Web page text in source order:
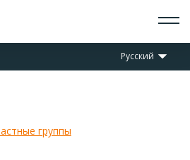
Русский
группы